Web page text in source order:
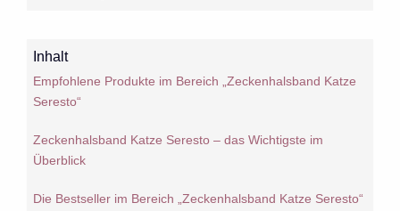
Inhalt
Empfohlene Produkte im Bereich „Zeckenhalsband Katze
Seresto“
Zeckenhalsband Katze Seresto – das Wichtigste im
Überblick
Die Bestseller im Bereich „Zeckenhalsband Katze Seresto“